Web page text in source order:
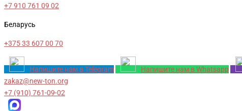
+7 910 761 09 02
Беларусь
+375 33 607 00 70
Напишите нам в Telegram Напишите нам в Whatsapp
zakaz@new-ton.org
+7 (910) 761-09-02